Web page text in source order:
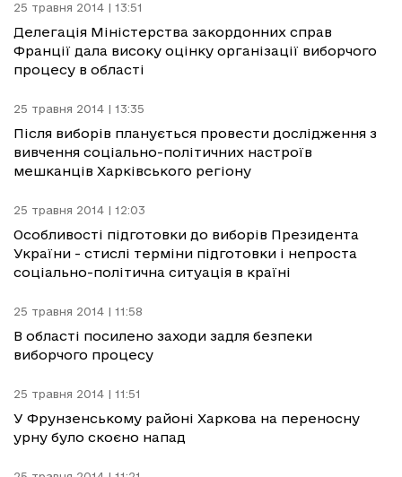
25 травня 2014 | 13:51
Делегація Міністерства закордонних справ
Франції дала високу оцінку організації виборчого
процесу в області
25 травня 2014 | 13:35
Після виборів планується провести дослідження з
вивчення соціально-політичних настроїв
мешканців Харківського регіону
25 травня 2014 | 12:03
Особливості підготовки до виборів Президента
України - стислі терміни підготовки і непроста
соціально-політична ситуація в країні
25 травня 2014 | 11:58
В області посилено заходи задля безпеки
виборчого процесу
25 травня 2014 | 11:51
У Фрунзенському районі Харкова на переносну
урну було скоєно напад